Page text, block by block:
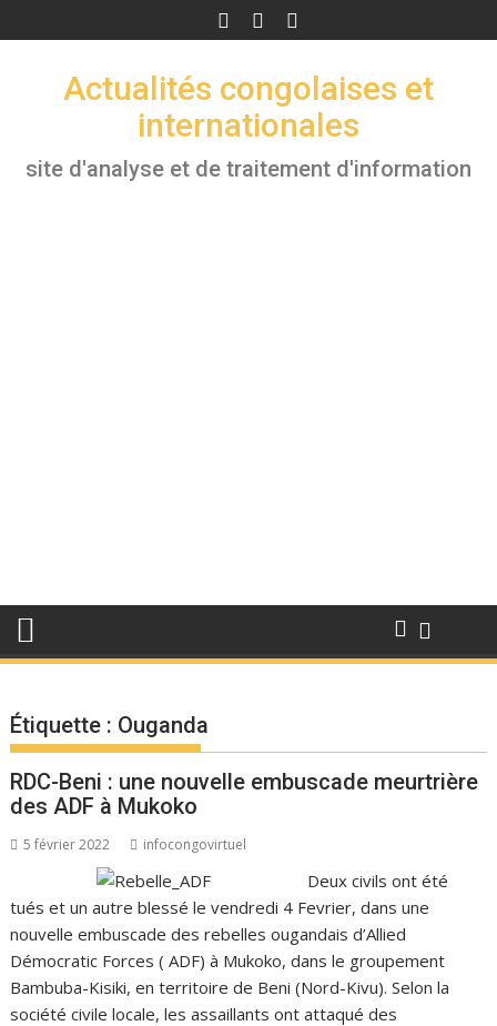
to
Actualités congolaises et
internationales
site d'analyse et de traitement d'information
Étiquette : Ouganda
RDC-Beni : une nouvelle embuscade meurtrière
des ADF à Mukoko
5 février 2022 infocongovirtuel
Deux civils ont été
tués et un autre blessé le vendredi 4 Fevrier, dans une
nouvelle embuscade des rebelles ougandais d’Allied
Démocratic Forces ( ADF) à Mukoko, dans le groupement
Bambuba-Kisiki, en territoire de Beni (Nord-Kivu). Selon la
société civile locale, les assaillants ont attaqué des